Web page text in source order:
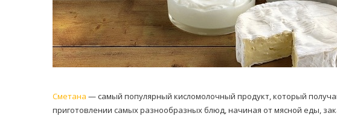
Сметана — самый популярный кисломолочный продукт, который
приготовлении самых разнообразных блюд, начиная от мясной еды,